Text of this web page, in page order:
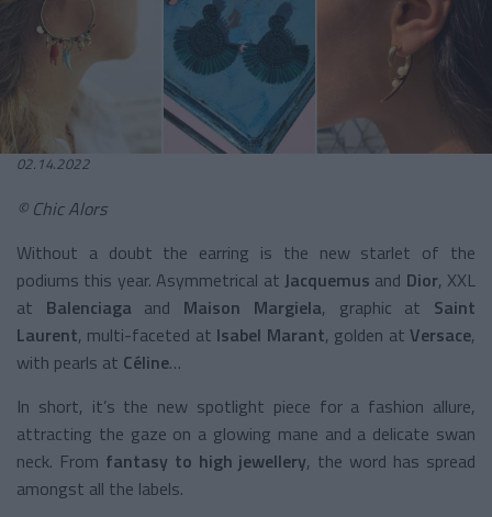
02.14.2022
© Chic Alors
Without a doubt the earring is the new starlet of the
podiums this year. Asymmetrical at Jacquemus and Dior, XXL
at Balenciaga and Maison Margiela, graphic at Saint
Laurent, multi-faceted at Isabel Marant, golden atVersace,
with pearls at Céline…
In short, it’s the new spotlight piece for a fashion allure,
attracting the gaze on a glowing mane and a delicate swan
neck. From fantasy to high jewellery, the word has spread
amongst all the labels.